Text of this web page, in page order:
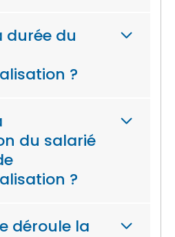
durée du
?
du salarié
?
déroule la